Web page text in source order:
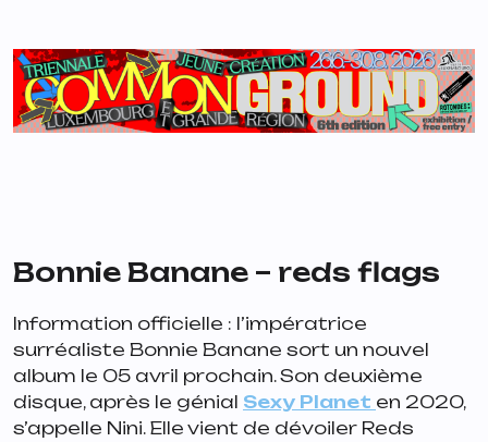
Bonnie Banane – reds flags
Information officielle : l’impératrice
surréaliste Bonnie Banane sort un nouvel
album le 05 avril prochain. Son deuxième
disque, après le génial Sexy Planet en 2020,
s’appelle Nini. Elle vient de dévoiler Reds